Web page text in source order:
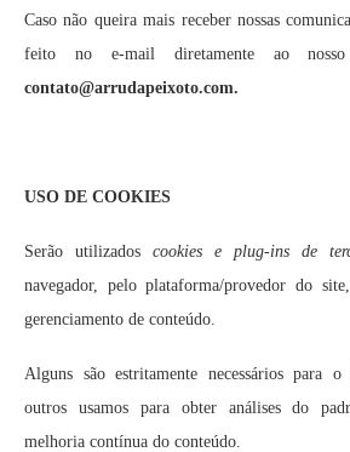
Caso não queira mais receber nossas
feito no e-mail diretamente ao
contato@arrudapeixoto.com.
USO DE COOKIES
Serão utilizados cookies e plug-ins de
navegador, pelo plataforma/provedor do
gerenciamento de conteúdo.
Alguns são estritamente necessários para
outros usamos para obter análises do
melhoria contínua do conteúdo.